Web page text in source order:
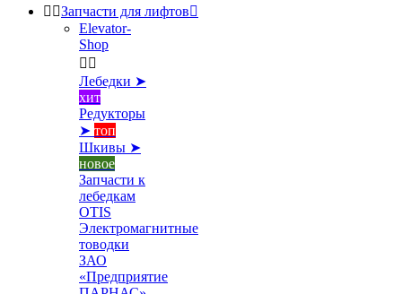
 Запчасти для лифтов
Elevator-
Shop
 
Лебедки ➤
хит
Редукторы
➤ топ
Шкивы ➤
новое
Запчасти к
лебедкам
OTIS
Электромагнитные
товодки
ЗАО
«Предприятие